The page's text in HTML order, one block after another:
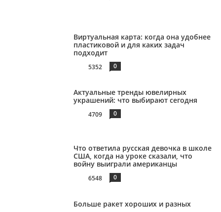
Виртуальная карта: когда она удобнее
пластиковой и для каких задач
подходит
5352 0
Актуальные тренды ювелирных
украшений: что выбирают сегодня
4709 0
Что ответила русская девочка в школе
США, когда на уроке сказали, что
войну выиграли американцы
6548 0
Больше ракет хороших и разных